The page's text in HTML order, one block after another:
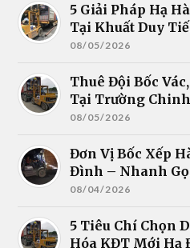
5 Giải Pháp Hạ
Tại Khuất Duy
08/05/2026
Thuê Đội Bốc
Tại Trường
08/05/2026
Đơn Vị Bốc Xếp
Đình – Nhanh
08/04/2026
5 Tiêu Chí Chọn
Hóa KĐT Mới Hạ